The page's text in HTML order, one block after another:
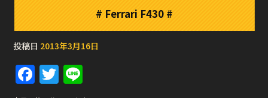
# Ferrari F430 #
投稿日 2013年3月16日
F T